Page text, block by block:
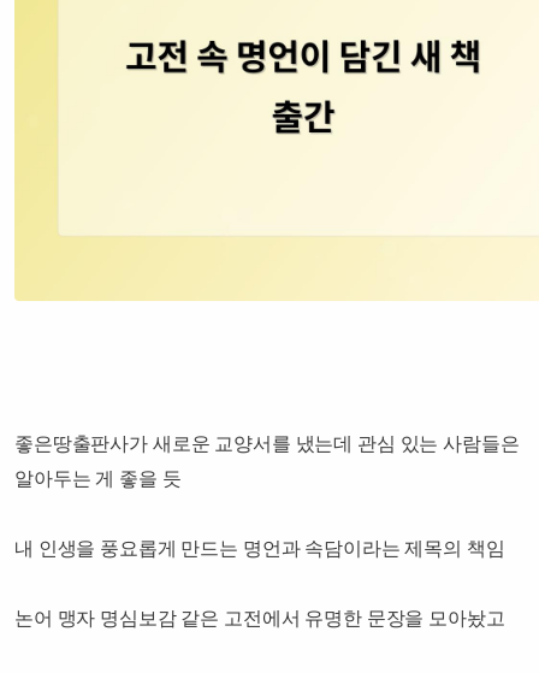
좋은땅출판사가 새로운 교양서를 냈는데 관심 있는 사람들은
알아두는 게 좋을 듯
내 인생을 풍요롭게 만드는 명언과 속담이라는 제목의 책임
논어 맹자 명심보감 같은 고전에서 유명한 문장을 모아놨고